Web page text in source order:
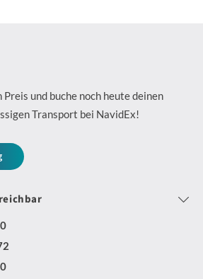
und buche noch heute deinen
Transport bei NavidEx!